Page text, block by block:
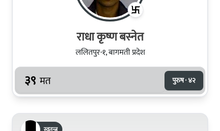
राधा कृष्ण बस्नेत
ललितपुर-१, बागमती प्रदेश
३९ मत पुरुष · ४२